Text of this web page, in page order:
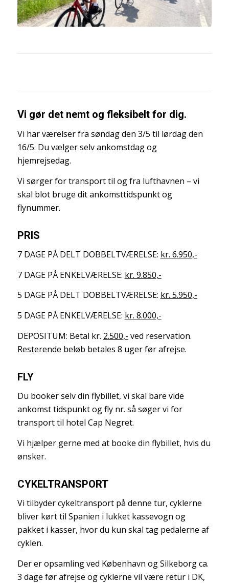
Vi gør det nemt og fleksibelt for dig.
Vi har værelser fra søndag den 3/5 til lørdag den
16/5. Du vælger selv ankomstdag og
hjemrejsedag.
Vi sørger for transport til og fra lufthavnen – vi
skal blot bruge dit ankomsttidspunkt og
flynummer.
PRIS
7 DAGE PÅ DELT DOBBELTVÆRELSE: kr. 6.950,-
7 DAGE PÅ ENKELVÆRELSE: kr. 9.850,-
5 DAGE PÅ DELT DOBBELTVÆRELSE: kr. 5.950,-
5 DAGE PÅ ENKELVÆRELSE: kr. 8.000,-
DEPOSITUM: Betal kr. 2.500,- ved reservation.
Resterende beløb betales 8 uger før afrejse.
FLY
Du booker selv din flybillet, vi skal bare vide
ankomst tidspunkt og fly nr. så søger vi for
transport til hotel Cap Negret.
Vi hjælper gerne med at booke din flybillet, hvis du
ønsker.
CYKELTRANSPORT
Vi tilbyder cykeltransport på denne tur, cyklerne
bliver kørt til Spanien i lukket kassevogn og
pakket i kasser, hvor du kun skal tag pedalerne af
cyklen.
Der er opsamling ved København og Silkeborg ca.
3 dage før afrejse og cyklerne vil være retur i DK,